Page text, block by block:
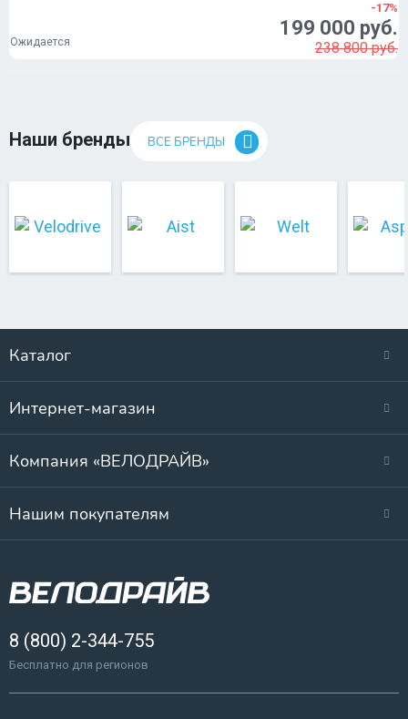
Ожидается
-17%
199 000 руб.
238 800 руб.
Наши бренды ВСЕ БРЕНДЫ
Каталог
Интернет-магазин
Компания «ВЕЛОДРАЙВ»
Нашим покупателям
8 (800) 2-344-755
Бесплатно для регионов